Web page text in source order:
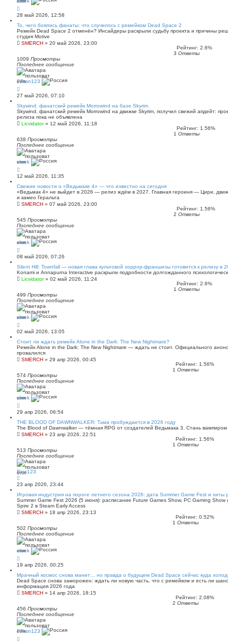
28 май 2026, 12:58
То, чего боялись фанаты: что случилось с ремейком Dead Space 2
Ремейк Dead Space 2 отменён? Инсайдеры раскрыли судьбу проекта и причины
студия Motive
SMERCH » 20 май 2026, 23:00
Рейтинг: 2.6%
3 Ответы
1009 Просмотры
Последнее сообщение
PPtsn123
27 май 2026, 07:10
Skywind: фанатский ремейк Morrowind на базе Skyrim
Skywind, фанатский ремейк Morrowind на движке Skyrim, получил свежий апдейт:
релиза пока не объявлена
Licvidator» 12 май 2026, 11:18
Рейтинг: 1.56%
1 Ответы
638 Просмотры
Последнее сообщение
shrek
12 май 2026, 11:35
Свежие новости о «Ведьмаке 4» — что известно на сегодня
«Ведьмак 4» не выйдет в 2026 — релиз ждём в 2027. Главная героиня — Цири,
и камео Геральта
SMERCH » 07 май 2026, 23:00
Рейтинг: 1.56%
2 Ответы
545 Просмотры
Последнее сообщение
shrek
08 май 2026, 07:26
Silent Hill: Townfall — новая глава культовой хоррор-франшизы готовится к релизу в
Konami и Annapurna Interactive раскрыли подробности долгожданного
Licvidator» 02 май 2026, 11:24
Рейтинг: 2.6%
1 Ответы
499 Просмотры
Последнее сообщение
shrek
02 май 2026, 13:05
Стоит ли ждать ремейк Alone in the Dark: The New Nightmare?
Ремейк Alone in the Dark: The New Nightmare — ждать не стоит. Официального
провалился
SMERCH » 29 апр 2026, 00:45
Рейтинг: 1.56%
1 Ответы
574 Просмотры
Последнее сообщение
shrek
29 апр 2026, 06:54
THE BLOOD OF DAWNWALKER: Тьма пробуждается в 2026 году
The Blood of Dawnwalker — тёмная RPG от создателей Ведьмака 3. Стань вампиром
SMERCH » 23 апр 2026, 22:51
Рейтинг: 1.56%
1 Ответы
513 Просмотры
Последнее сообщение
Bins123
23 апр 2026, 23:44
Игровая индустрия на пороге летнего сезона 2026: дата Summer Game Fest и хиты
Summer Game Fest 2026 (5 июня): расписание Future Games Show, PC Gaming
Spire 2 в Steam Early Access
SMERCH » 18 апр 2026, 23:13
Рейтинг: 0.52%
1 Ответы
502 Просмотры
Последнее сообщение
shrek
19 апр 2026, 00:25
Мрачный космос снова манит… но правда о будущем Dead Space сейчас куда
Dead Space снова заморожен: ждать ли новую часть, что с ремейком и есть ли
информация 2026 года
SMERCH » 14 апр 2026, 18:15
Рейтинг: 2.08%
2 Ответы
456 Просмотры
Последнее сообщение
PPtsn123